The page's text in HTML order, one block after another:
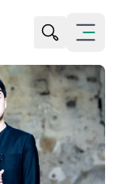
Suche
Menü